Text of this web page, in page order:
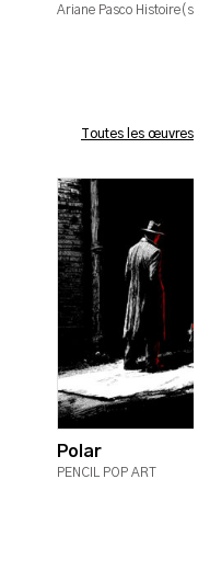
Ariane Pasco Histoire(s)
Toutes les œuvres
Polar
PENCIL POP ART